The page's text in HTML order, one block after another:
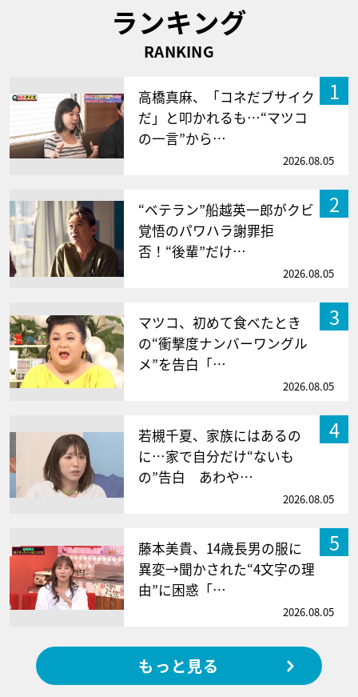
ランキング
RANKING
1
高橋真麻、「コネだブサイク
だ」と叩かれるも…“マツコ
の一言”から…
2026.08.05
2
“ベテラン”船越英一郎がクビ
覚悟のパワハラ謝罪拒
否！“後輩”だけ…
2026.08.05
3
マツコ、初めて食べたとき
の“衝撃度ナンバーワングル
メ”を告白「…
2026.08.05
4
若槻千夏、家族にはあるの
に…家で自分だけ“ないも
の”告白 あわや…
2026.08.05
5
藤本美貴、14歳長男の服に
異変→聞かされた“4文字の理
由”に困惑「…
2026.08.05
もっと見る